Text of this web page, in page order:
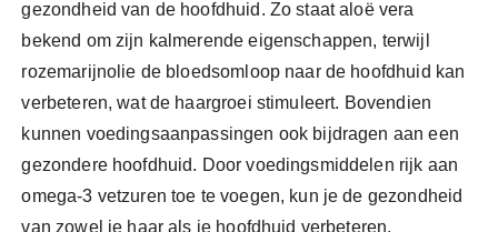
gezondheid van de hoofdhuid. Zo staat aloë vera
bekend om zijn kalmerende eigenschappen, terwijl
rozemarijnolie de bloedsomloop naar de hoofdhuid kan
verbeteren, wat de haargroei stimuleert. Bovendien
kunnen voedingsaanpassingen ook bijdragen aan een
gezondere hoofdhuid. Door voedingsmiddelen rijk aan
omega-3 vetzuren toe te voegen, kun je de gezondheid
van zowel je haar als je hoofdhuid verbeteren.